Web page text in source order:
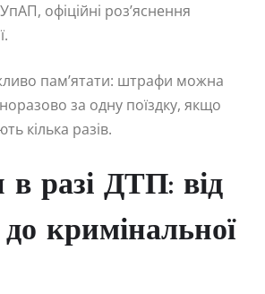
офіційні роз’яснення
пам’ятати: штрафи можна
за одну поїздку, якщо
кілька разів.
в разі ДТП: від
кримінальної